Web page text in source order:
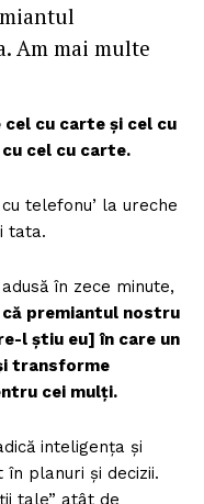
Am mai multe
cu carte și cel cu
cu cel cu carte.
telefonu’ la ureche
tata.
în zece minute,
că premiantul nostru
l știu eu] în care un
transforme
cei mulți.
inteligența și
în planuri și decizii.
tale” atât de